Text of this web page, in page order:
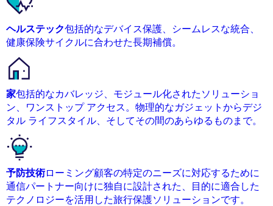
ヘルステック包括的なデバイス保護、シームレスな統合、
健康保険サイクルに合わせた長期補償。
家包括的なカバレッジ、モジュール化されたソリューショ
ン、ワンストップ アクセス。物理的なガジェットからデジ
タル ライフスタイル、そしてその間のあらゆるものまで。
予防技術ローミング顧客の特定のニーズに対応するために
通信パートナー向けに独自に設計された、目的に適合した
テクノロジーを活用した旅行保護ソリューションです。